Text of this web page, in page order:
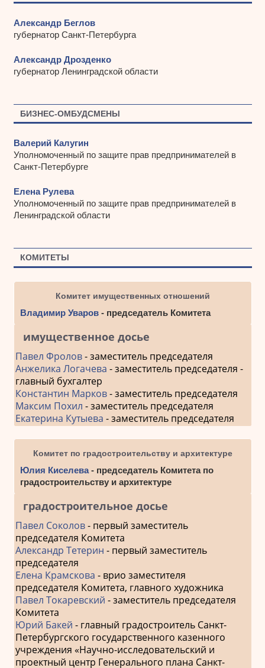
Александр Беглов
губернатор Санкт-Петербурга
Александр Дрозденко
губернатор Ленинградской области
БИЗНЕС-ОМБУДСМЕНЫ
Валерий Калугин
Уполномоченный по защите прав предпринимателей в
Санкт-Петербурге
Елена Рулева
Уполномоченный по защите прав предпринимателей в
Ленинградской области
КОМИТЕТЫ
Комитет имущественных отношений
Владимир Уваров- председатель Комитета
имущественное досье
Павел Фролов- заместитель председателя
Анжелика Логачева - заместитель председателя -
главный бухгалтер
Константин Марков- заместитель председателя
Максим Похил - заместитель председателя
Екатерина Кутыева - заместитель председателя
Комитет по градостроительству и архитектуре
Юлия Киселева- председатель Комитета по
градостроительству и архитектуре
градостроительное досье
Павел Соколов- первый заместитель
председателя Комитета
Александр Тетерин - первый заместитель
председателя
Елена Крамскова - врио заместителя
председателя Комитета, главного художника
Павел Токаревский - заместитель председателя
Комитета
Юрий Бакей - главный градостроитель Санкт-
Петербургского государственного казенного
учреждения «Научно-исследовательский и
проектный центр Генерального плана Санкт-